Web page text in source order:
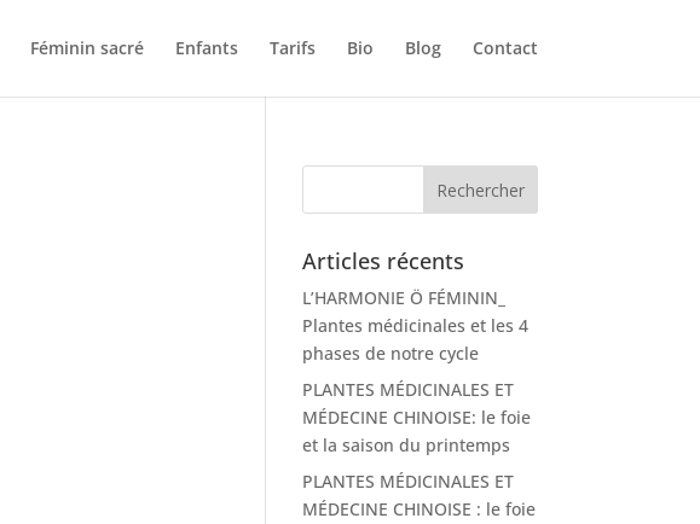
Féminin sacré Enfants Tarifs Bio Blog Contact
Articles récents
L’HARMONIE Ö FÉMININ_
Plantes médicinales et les 4
phases de notre cycle
PLANTES MÉDICINALES ET
MÉDECINE CHINOISE: le foie
et la saison du printemps
PLANTES MÉDICINALES ET
MÉDECINE CHINOISE : le foie